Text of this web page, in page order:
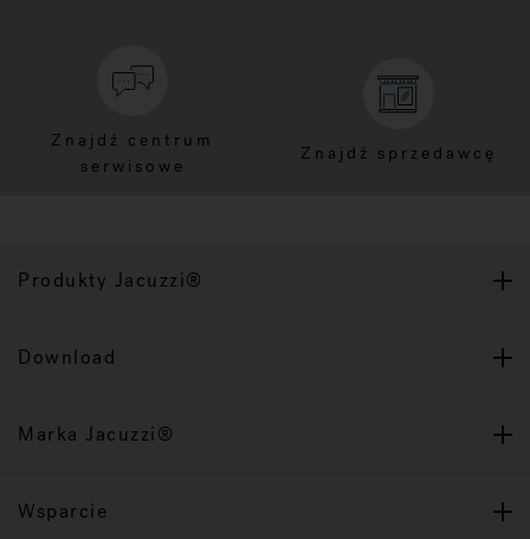
Znajdź centrum
serwisowe
Znajdź sprzedawcę
Produkty Jacuzzi®
Download
Marka Jacuzzi®
Wsparcie